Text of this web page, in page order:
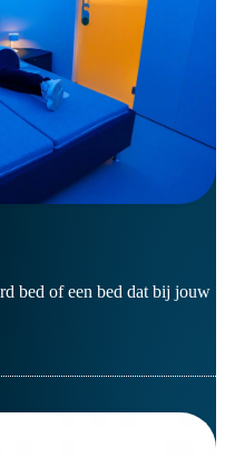
bed of een bed dat bij jouw